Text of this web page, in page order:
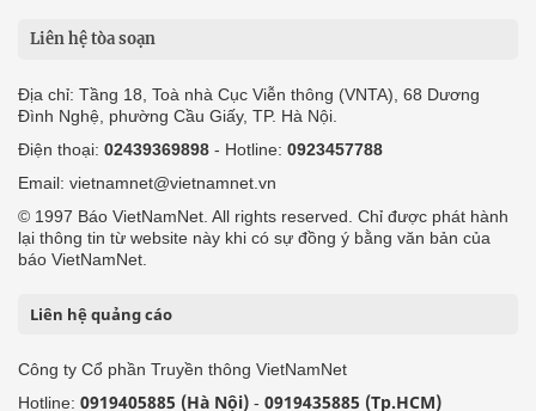
Liên hệ tòa soạn
Địa chỉ: Tầng 18, Toà nhà Cục Viễn thông (VNTA), 68 Dương
Đình Nghệ, phường Cầu Giấy, TP. Hà Nội.
Điện thoại: 02439369898 - Hotline: 0923457788
Email: vietnamnet@vietnamnet.vn
© 1997 Báo VietNamNet. All rights reserved. Chỉ được phát hành
lại thông tin từ website này khi có sự đồng ý bằng văn bản của
báo VietNamNet.
Liên hệ quảng cáo
Công ty Cổ phần Truyền thông VietNamNet
Hotline: 0919405885 (Hà Nội) - 0919435885 (Tp.HCM)